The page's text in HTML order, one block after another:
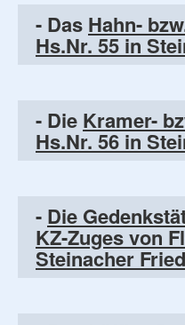
- Das Hahn-
Hs.Nr. 55 in
- Die Kramer-
Hs.Nr. 56 in
- Die
KZ-Zuges von
Steinacher